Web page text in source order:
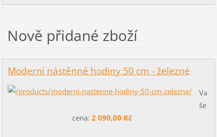
Nově přidané zboží
Moderní nástěnné hodiny 50 cm - železné
Va
še
cena: 2 090,00 Kč